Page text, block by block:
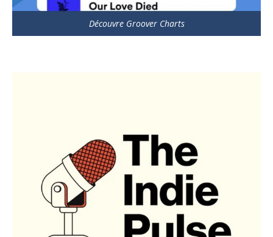
Découvre Groover Charts